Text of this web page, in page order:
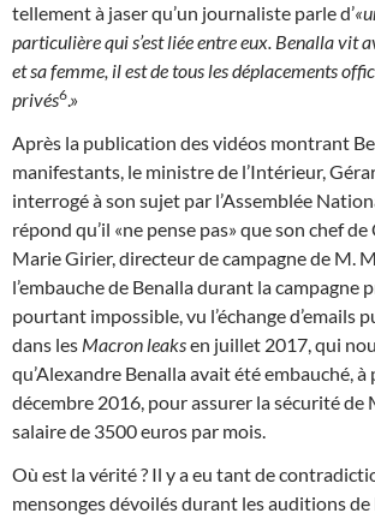
tellement à jaser qu’un journaliste parle d’
particulière qui s’est liée entre eux. Benalla vit
et sa femme, il est de tous les déplacements
privés6.»
Après la publication des vidéos montrant
manifestants, le ministre de l’Intérieur,
interrogé à son sujet par l’Assemblée
répond qu’il «ne pense pas» que son chef
Marie Girier, directeur de campagne de M.
l’embauche de Benalla durant la campagne
pourtant impossible, vu l’échange d’emails
dans les Macron leaksen juillet 2017, qui
qu’Alexandre Benalla avait été embauché,
décembre 2016, pour assurer la sécurité de
salaire de 3500 euros par mois.
Où est la vérité ? Il y a eu tant de
mensonges dévoilés durant les auditions de